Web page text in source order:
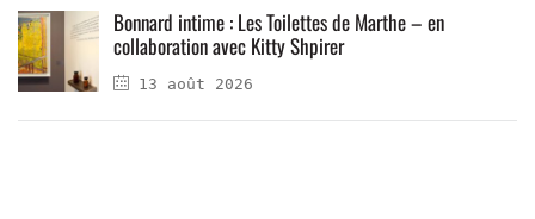
13 août 2026
Bonnard intime : Les Toilettes de Marthe – en
collaboration avec Kitty Shpirer